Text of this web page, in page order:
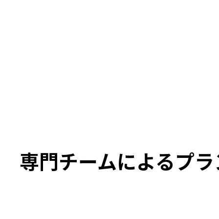
専門チームによるプ